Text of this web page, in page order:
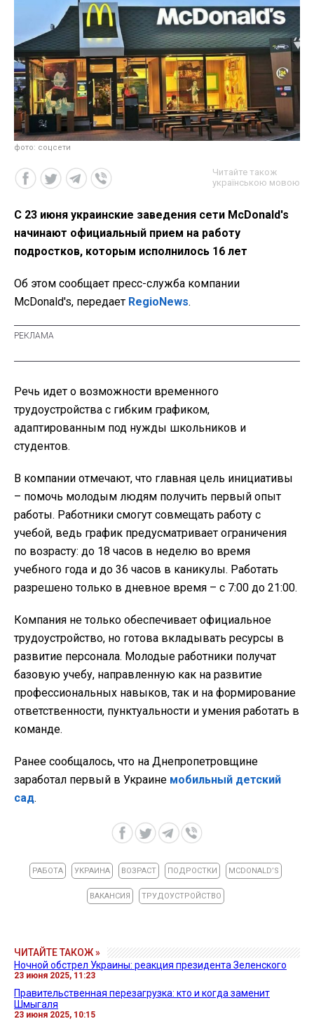
фото: соцсети
Читайте також
українською мовою
С 23 июня украинские заведения сети McDonald's
начинают официальный прием на работу
подростков, которым исполнилось 16 лет
Об этом сообщает пресс-служба компании
McDonald's, передает RegioNews.
Речь идет о возможности временного
трудоустройства с гибким графиком,
адаптированным под нужды школьников и
студентов.
В компании отмечают, что главная цель инициативы
– помочь молодым людям получить первый опыт
работы. Работники смогут совмещать работу с
учебой, ведь график предусматривает ограничения
по возрасту: до 18 часов в неделю во время
учебного года и до 36 часов в каникулы. Работать
разрешено только в дневное время – с 7:00 до 21:00.
Компания не только обеспечивает официальное
трудоустройство, но готова вкладывать ресурсы в
развитие персонала. Молодые работники получат
базовую учебу, направленную как на развитие
профессиональных навыков, так и на формирование
ответственности, пунктуальности и умения работать в
команде.
Ранее сообщалось, что на Днепропетровщине
заработал первый в Украине мобильный детский
сад.
РАБОТА УКРАИНА ВОЗРАСТ ПОДРОСТКИ MCDONALD’S
ВАКАНСИЯ ТРУДОУСТРОЙСТВО
ЧИТАЙТЕ ТАКОЖ »
Ночной обстрел Украины: реакция президента Зеленского
23 июня 2025, 11:23
Правительственная перезагрузка: кто и когда заменит
Шмыгаля
23 июня 2025, 10:15